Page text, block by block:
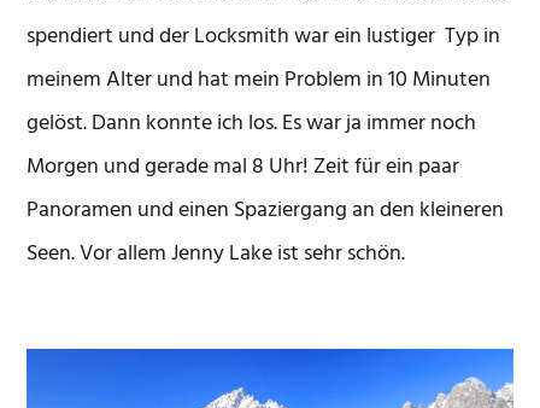
spendiert und der Locksmith war ein lustiger Typ in
meinem Alter und hat mein Problem in 10 Minuten
gelöst. Dann konnte ich los. Es war ja immer noch
Morgen und gerade mal 8 Uhr! Zeit für ein paar
Panoramen und einen Spaziergang an den kleineren
Seen. Vor allem Jenny Lake ist sehr schön.